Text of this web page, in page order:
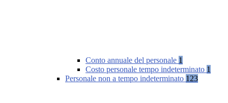
Conto annuale del personale 1
Costo personale tempo indeterminato 1
Personale non a tempo indeterminato 123